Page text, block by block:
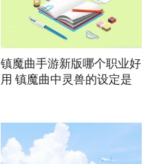
镇魔曲手游新版哪个职业好
用 镇魔曲中灵兽的设定是